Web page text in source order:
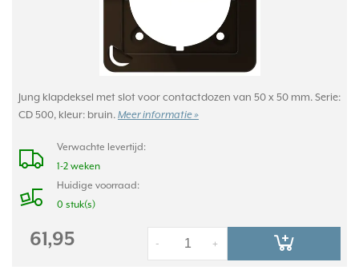
Jung klapdeksel met slot voor contactdozen van 50 x 50 mm. Serie:
CD 500, kleur: bruin. Meer informatie »
Verwachte levertijd:
1-2 weken
Huidige voorraad:
0 stuk(s)
61,95 +
-